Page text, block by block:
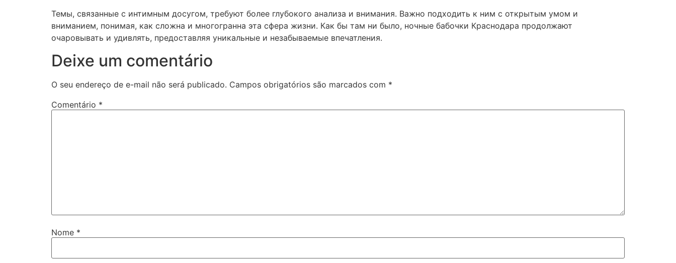
Темы, связанные с интимным досугом, требуют более глубокого анализа и внимания. Важно подходить к ним с открытым умом и
вниманием, понимая, как сложна и многогранна эта сфера жизни. Как бы там ни было, ночные бабочки Краснодара продолжают
очаровывать и удивлять, предоставляя уникальные и незабываемые впечатления.
Deixe um comentário
O seu endereço de e-mail não será publicado. Campos obrigatórios são marcados com *
Comentário *
Nome *